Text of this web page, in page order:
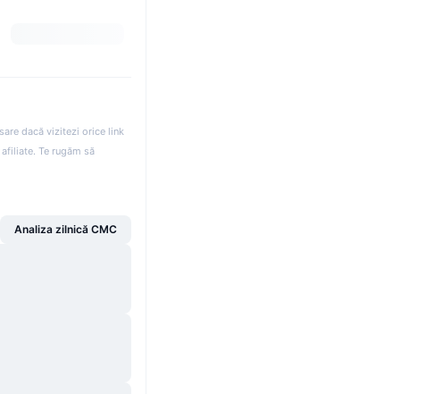
dacă vizitezi orice link
Te rugăm să
Analiza zilnică CMC